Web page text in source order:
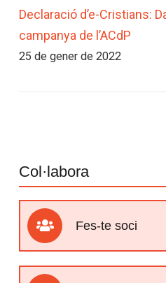
Declaració d’e-Cristians:
campanya de l’ACdP
25 de gener de 2022
Col·labora
Fes-te soci